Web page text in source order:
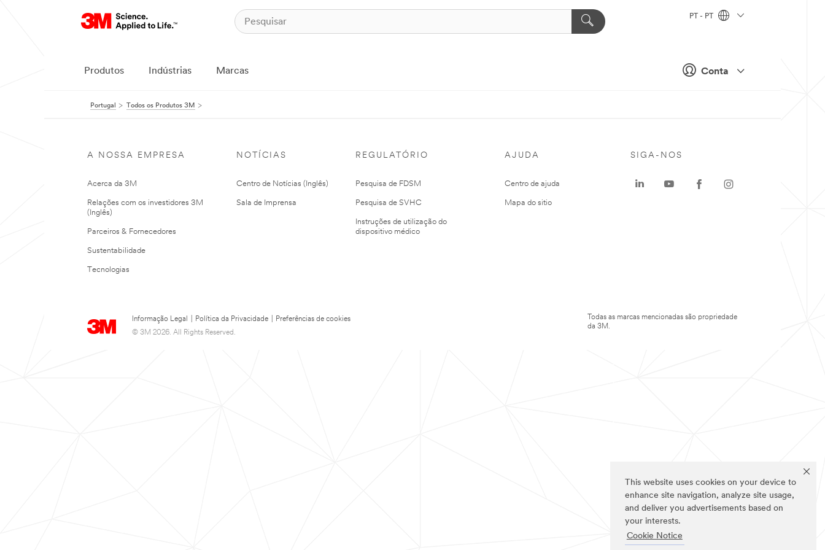
This website uses cookies on your device to
enhance site navigation, analyze site usage,
and deliver you advertisements based on
your interests.
Cookie Notice
Conta
PT - PT
Produtos Indústrias Marcas
Portugal Todos os Produtos 3M
A NOSSA EMPRESA
Acerca da 3M
Relações com os investidores 3M
(Inglês)
Parceiros & Fornecedores
Sustentabilidade
Tecnologias
NOTÍCIAS
Centro de Notícias (Inglês)
Sala de Imprensa
REGULATÓRIO
Pesquisa de FDSM
Pesquisa de SVHC
Instruções de utilização do
dispositivo médico
AJUDA
Centro de ajuda
Mapa do sitio
Informação Legal Política da Privacidade
Preferências de cookies
© 3M 2026. All Rights Reserved.
SIGA-NOS
Todas as marcas mencionadas são propriedade
da 3M.